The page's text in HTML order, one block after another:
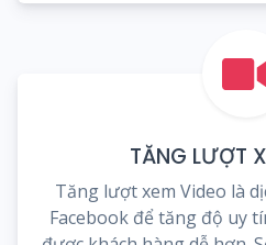
TĂNG LƯỢT
Tăng lượt xem Video là
Facebook để tăng độ uy